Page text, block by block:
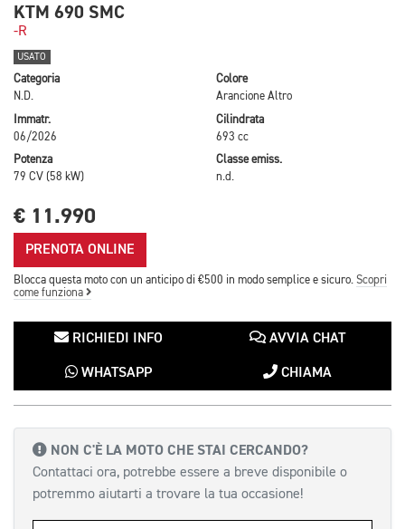
KTM 690 SMC
-R
USATO
Categoria
N.D.
Colore
Arancione Altro
Immatr.
06/2026
Cilindrata
693 cc
Potenza
79 CV (58 kW)
Classe emiss.
n.d.
€ 11.990
PRENOTA ONLINE
Blocca questa moto con un anticipo di €500 in modo semplice e sicuro. Scopri
come funziona
RICHIEDI INFO AVVIA CHAT
WHATSAPP CHIAMA
NON C'È LA MOTO CHE STAI CERCANDO?
Contattaci ora, potrebbe essere a breve disponibile o
potremmo aiutarti a trovare la tua occasione!